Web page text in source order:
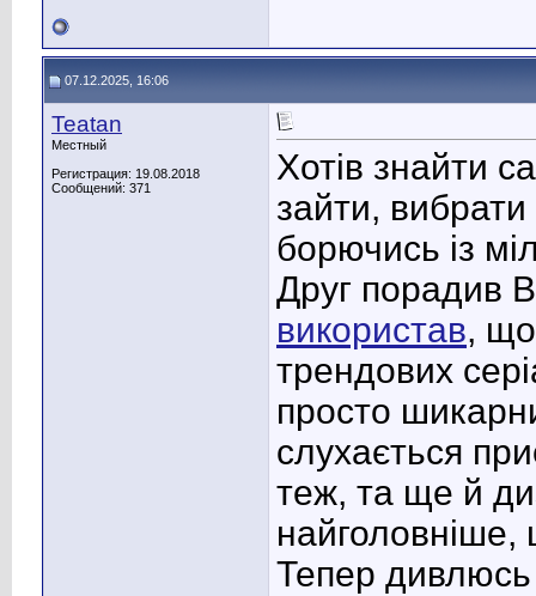
07.12.2025, 16:06
Teatan
Местный
Регистрация: 19.08.2018
Сообщений: 371
Хотів знайти
зайти, вибрати
борючись із
Друг порадив
використав,
трендових
просто
слухається
теж, та ще й
найголовніше,
Тепер дивлюсь